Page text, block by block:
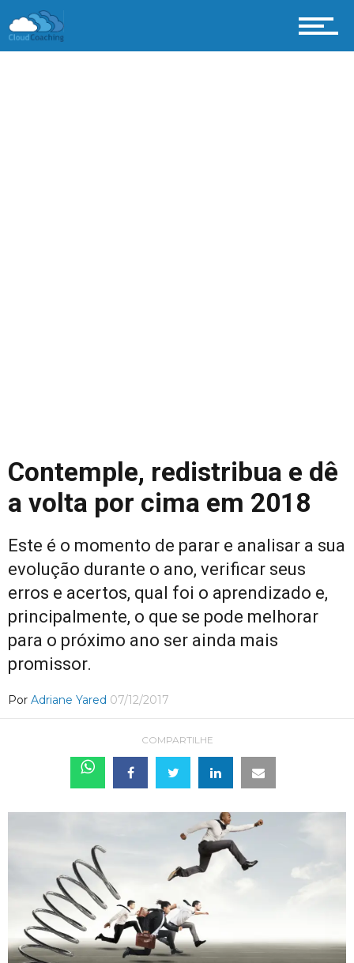
Contemple, redistribua e dê
a volta por cima em 2018
Este é o momento de parar e analisar a sua
evolução durante o ano, verificar seus
erros e acertos, qual foi o aprendizado e,
principalmente, o que se pode melhorar
para o próximo ano ser ainda mais
promissor.
Por Adriane Yared 07/12/2017
COMPARTILHE